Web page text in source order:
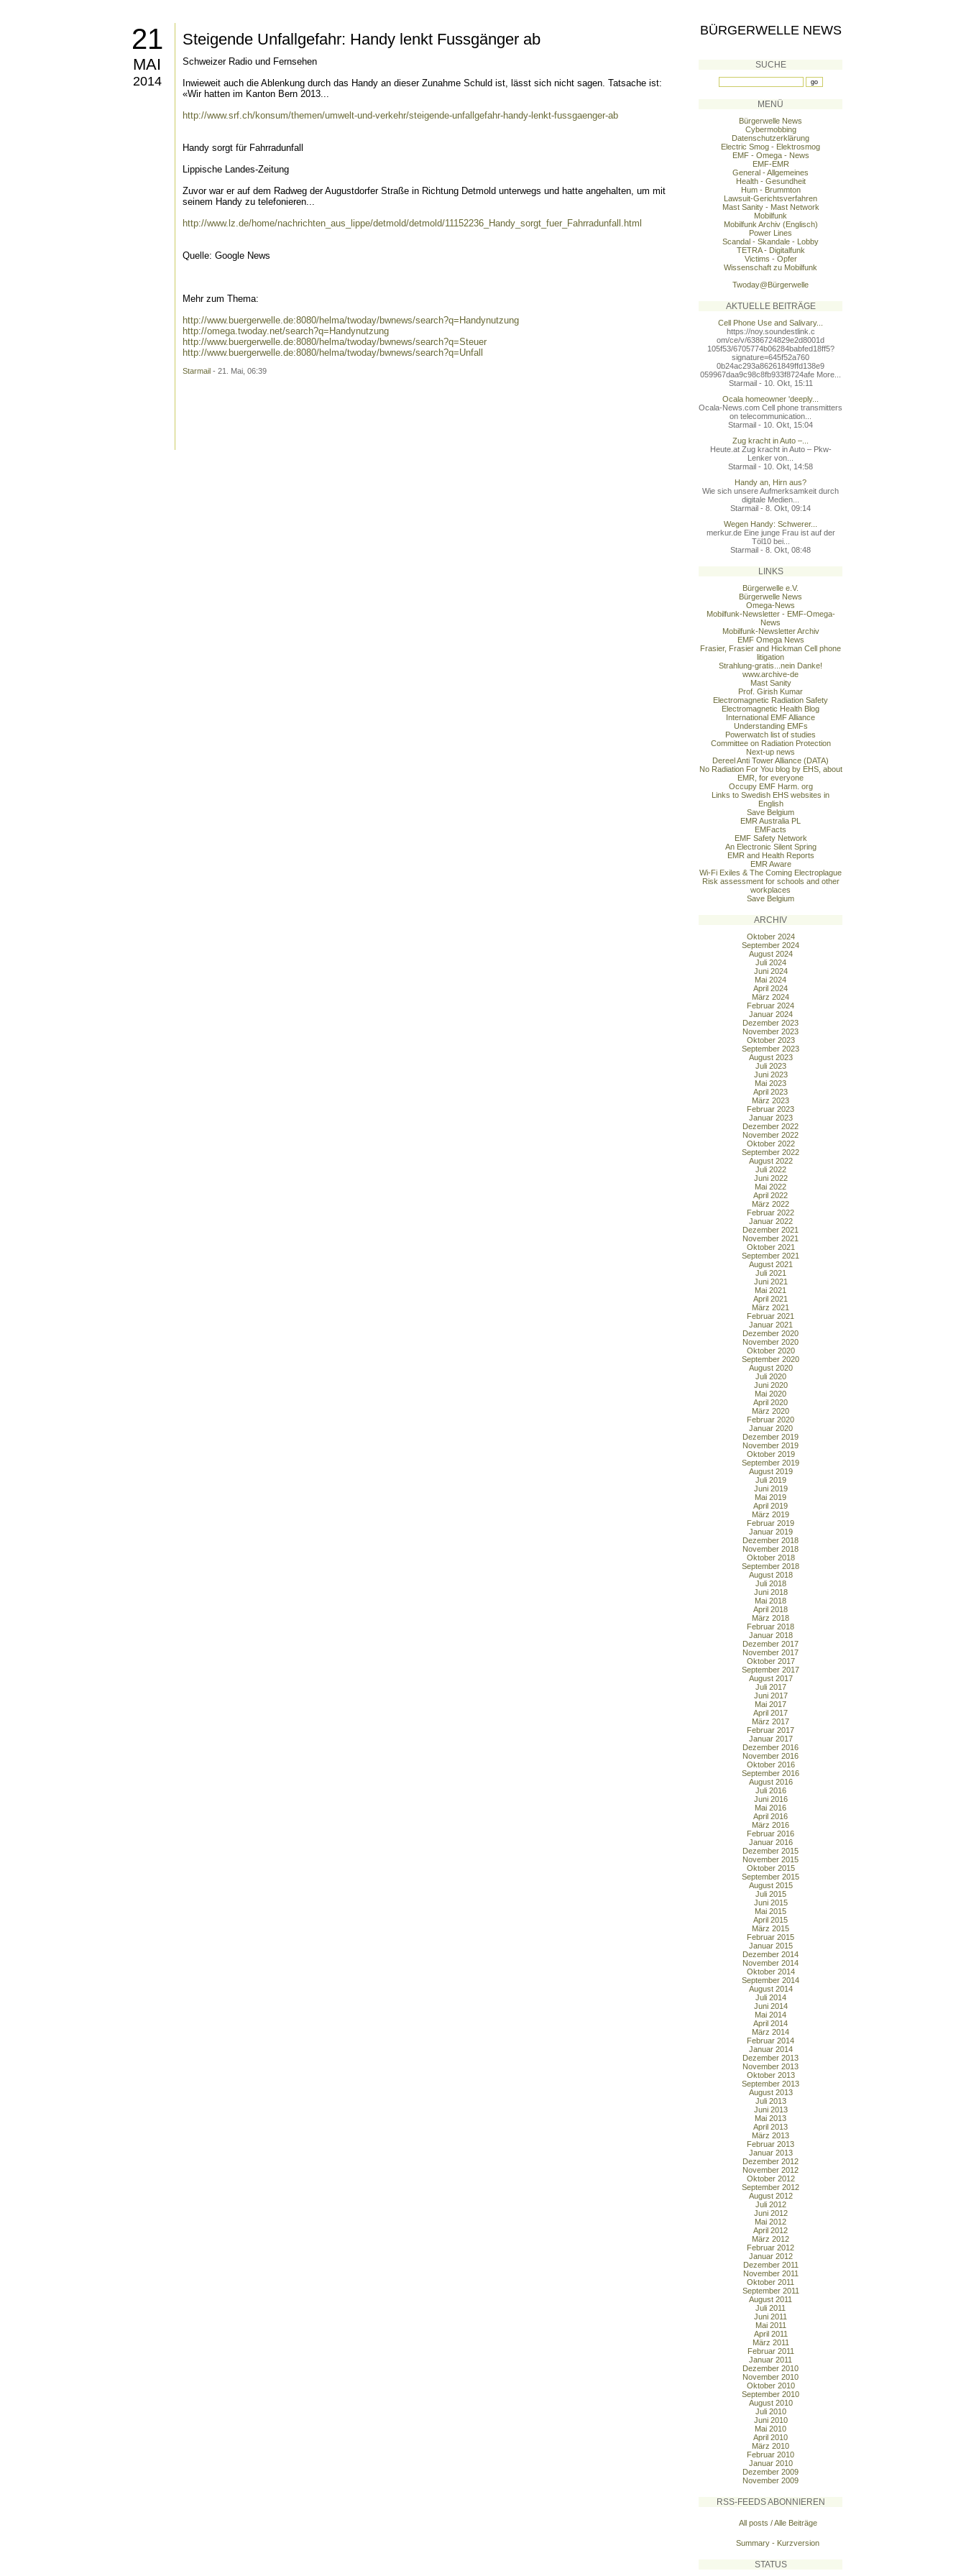
21
MAI
2014
Steigende Unfallgefahr: Handy lenkt Fussgänger ab
Schweizer Radio und Fernsehen
Inwieweit auch die Ablenkung durch das Handy an dieser Zunahme Schuld ist, lässt sich nicht sagen. Tatsache ist:
«Wir hatten im Kanton Bern 2013...
http://www.srf.ch/konsum/themen/umwelt-und-verkehr/steigende-unfallgefahr-handy-lenkt-fussgaenger-ab
Handy sorgt für Fahrradunfall
Lippische Landes-Zeitung
Zuvor war er auf dem Radweg der Augustdorfer Straße in Richtung Detmold unterwegs und hatte angehalten, um mit
seinem Handy zu telefonieren...
http://www.lz.de/home/nachrichten_aus_lippe/detmold/detmold/11152236_Handy_sorgt_fuer_Fahrradunfall.html
Quelle: Google News
Mehr zum Thema:
http://www.buergerwelle.de:8080/helma/twoday/bwnews/search?q=Handynutzung
http://omega.twoday.net/search?q=Handynutzung
http://www.buergerwelle.de:8080/helma/twoday/bwnews/search?q=Steuer
http://www.buergerwelle.de:8080/helma/twoday/bwnews/search?q=Unfall
Starmail - 21. Mai, 06:39
BÜRGERWELLE NEWS
SUCHE
MENÜ
Bürgerwelle News
Cybermobbing
Datenschutzerklärung
Electric Smog - Elektrosmog
EMF - Omega - News
EMF-EMR
General - Allgemeines
Health - Gesundheit
Hum - Brummton
Lawsuit-Gerichtsverfahren
Mast Sanity - Mast Network
Mobilfunk
Mobilfunk Archiv (Englisch)
Power Lines
Scandal - Skandale - Lobby
TETRA - Digitalfunk
Victims - Opfer
Wissenschaft zu Mobilfunk
Twoday@Bürgerwelle
AKTUELLE BEITRÄGE
Cell Phone Use and Salivary...
https://noy.soundestlink.c
om/ce/v/6386724829e2d8001d
105f53/6705774b06284babfed18ff5?
signature=645f52a760
0b24ac293a86261849ffd138e9
059967daa9c98c8fb933f8724afe More...
Starmail - 10. Okt, 15:11
Ocala homeowner 'deeply...
Ocala-News.com Cell phone transmitters
on telecommunication...
Starmail - 10. Okt, 15:04
Zug kracht in Auto –...
Heute.at Zug kracht in Auto – Pkw-
Lenker von...
Starmail - 10. Okt, 14:58
Handy an, Hirn aus?
Wie sich unsere Aufmerksamkeit durch
digitale Medien...
Starmail - 8. Okt, 09:14
Wegen Handy: Schwerer...
merkur.de Eine junge Frau ist auf der
Töl10 bei...
Starmail - 8. Okt, 08:48
LINKS
Bürgerwelle e.V.
Bürgerwelle News
Omega-News
Mobilfunk-Newsletter - EMF-Omega-
News
Mobilfunk-Newsletter Archiv
EMF Omega News
Frasier, Frasier and Hickman Cell phone
litigation
Strahlung-gratis...nein Danke!
www.archive-de
Mast Sanity
Prof. Girish Kumar
Electromagnetic Radiation Safety
Electromagnetic Health Blog
International EMF Alliance
Understanding EMFs
Powerwatch list of studies
Committee on Radiation Protection
Next-up news
Dereel Anti Tower Alliance (DATA)
No Radiation For You blog by EHS, about
EMR, for everyone
Occupy EMF Harm. org
Links to Swedish EHS websites in
English
Save Belgium
EMR Australia PL
EMFacts
EMF Safety Network
An Electronic Silent Spring
EMR and Health Reports
EMR Aware
Wi-Fi Exiles & The Coming Electroplague
Risk assessment for schools and other
workplaces
Save Belgium
ARCHIV
Oktober 2024
September 2024
August 2024
Juli 2024
Juni 2024
Mai 2024
April 2024
März 2024
Februar 2024
Januar 2024
Dezember 2023
November 2023
Oktober 2023
September 2023
August 2023
Juli 2023
Juni 2023
Mai 2023
April 2023
März 2023
Februar 2023
Januar 2023
Dezember 2022
November 2022
Oktober 2022
September 2022
August 2022
Juli 2022
Juni 2022
Mai 2022
April 2022
März 2022
Februar 2022
Januar 2022
Dezember 2021
November 2021
Oktober 2021
September 2021
August 2021
Juli 2021
Juni 2021
Mai 2021
April 2021
März 2021
Februar 2021
Januar 2021
Dezember 2020
November 2020
Oktober 2020
September 2020
August 2020
Juli 2020
Juni 2020
Mai 2020
April 2020
März 2020
Februar 2020
Januar 2020
Dezember 2019
November 2019
Oktober 2019
September 2019
August 2019
Juli 2019
Juni 2019
Mai 2019
April 2019
März 2019
Februar 2019
Januar 2019
Dezember 2018
November 2018
Oktober 2018
September 2018
August 2018
Juli 2018
Juni 2018
Mai 2018
April 2018
März 2018
Februar 2018
Januar 2018
Dezember 2017
November 2017
Oktober 2017
September 2017
August 2017
Juli 2017
Juni 2017
Mai 2017
April 2017
März 2017
Februar 2017
Januar 2017
Dezember 2016
November 2016
Oktober 2016
September 2016
August 2016
Juli 2016
Juni 2016
Mai 2016
April 2016
März 2016
Februar 2016
Januar 2016
Dezember 2015
November 2015
Oktober 2015
September 2015
August 2015
Juli 2015
Juni 2015
Mai 2015
April 2015
März 2015
Februar 2015
Januar 2015
Dezember 2014
November 2014
Oktober 2014
September 2014
August 2014
Juli 2014
Juni 2014
Mai 2014
April 2014
März 2014
Februar 2014
Januar 2014
Dezember 2013
November 2013
Oktober 2013
September 2013
August 2013
Juli 2013
Juni 2013
Mai 2013
April 2013
März 2013
Februar 2013
Januar 2013
Dezember 2012
November 2012
Oktober 2012
September 2012
August 2012
Juli 2012
Juni 2012
Mai 2012
April 2012
März 2012
Februar 2012
Januar 2012
Dezember 2011
November 2011
Oktober 2011
September 2011
August 2011
Juli 2011
Juni 2011
Mai 2011
April 2011
März 2011
Februar 2011
Januar 2011
Dezember 2010
November 2010
Oktober 2010
September 2010
August 2010
Juli 2010
Juni 2010
Mai 2010
April 2010
März 2010
Februar 2010
Januar 2010
Dezember 2009
November 2009
RSS-FEEDS ABONNIEREN
All posts / Alle Beiträge
Summary - Kurzversion
STATUS